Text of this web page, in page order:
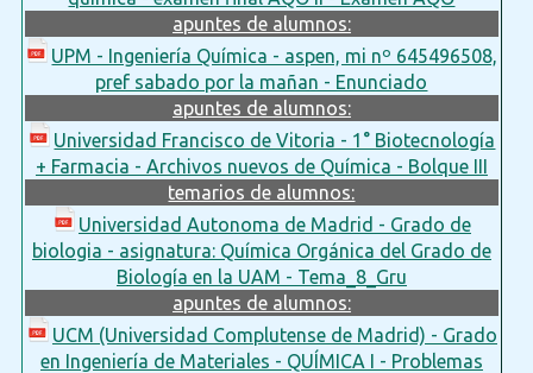
apuntes de alumnos:
UPM - Ingeniería Química - aspen, mi nº 645496508,
pref sabado por la mañan - Enunciado
apuntes de alumnos:
Universidad Francisco de Vitoria - 1° Biotecnología
+ Farmacia - Archivos nuevos de Química - Bolque III
temarios de alumnos:
Universidad Autonoma de Madrid - Grado de
biologia - asignatura: Química Orgánica del Grado de
Biología en la UAM - Tema_8_Gru
apuntes de alumnos:
UCM (Universidad Complutense de Madrid) - Grado
en Ingeniería de Materiales - QUÍMICA I - Problemas